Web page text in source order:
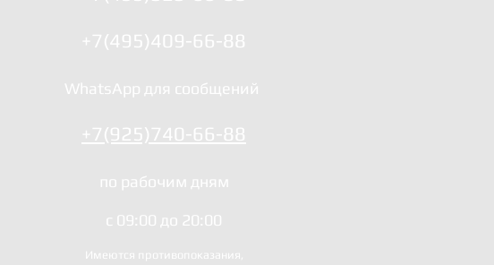
+7(495)409-66-88
WhatsApp для сообщений
+7(925)740-66-88
по рабочим дням
с 09:00 до 20:00
Имеются противопоказания,